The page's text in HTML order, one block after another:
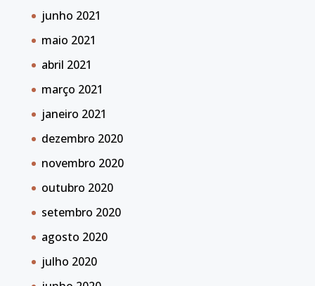
junho 2021
maio 2021
abril 2021
março 2021
janeiro 2021
dezembro 2020
novembro 2020
outubro 2020
setembro 2020
agosto 2020
julho 2020